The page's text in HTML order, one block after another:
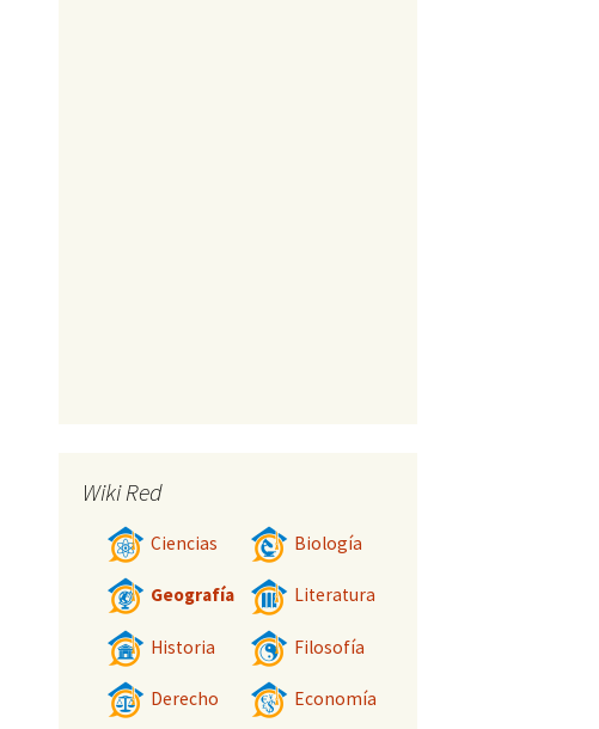
Wiki Red
Ciencias Biología
Geografía Literatura
Historia Filosofía
Derecho Economía